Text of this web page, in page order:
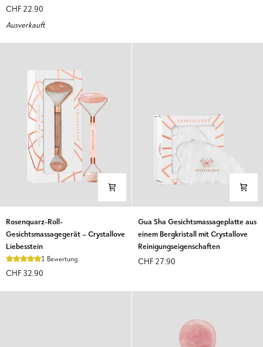
unterstützen
die
CHF 22.90
Ausverkauft
Rosenquarz-
Roll-
Gesichtsmassagegerät
–
Liebesstein
Rosenquarz-Roll-
Gesichtsmassagegerät – Crystallove
Liebesstein
1 Bewertung
CHF 32.90
Gua
Sha
Gesichtsmassageplatte
einem
mit
Gua Sha Gesichtsmassageplatte aus
einem Bergkristall mit Crystallove
Reinigungseigenschaften
CHF 27.90